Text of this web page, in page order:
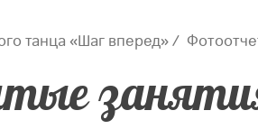
танца «Шаг вперед»